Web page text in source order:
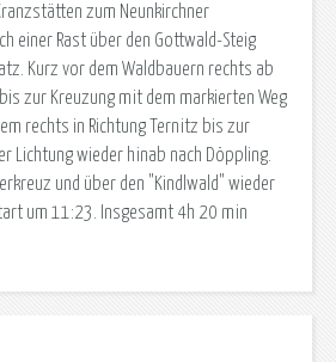
zum Neunkirchner
einer Rast über den Gottwald-Steig
Kurz vor dem Waldbauern rechts ab
zur Kreuzung mit dem markierten Weg
rechts in Richtung Ternitz bis zur
Lichtung wieder hinab nach Döppling.
und über den "Kindlwald" wieder
um 11:23. Insgesamt 4h 20 min